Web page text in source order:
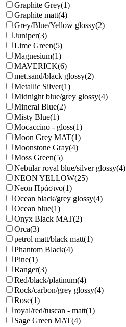
Graphite Grey(1)
Graphite matt(4)
Grey/Blue/Yellow glossy(2)
Juniper(3)
Lime Green(5)
Magnesium(1)
MAVERICK(6)
met.sand/black glossy(2)
Metallic Silver(1)
Midnight blue/grey glossy(4)
Mineral Blue(2)
Misty Blue(1)
Mocaccino - gloss(1)
Moon Grey MAT(1)
Moonstone Gray(4)
Moss Green(5)
Nebular royal blue/silver glossy(4)
NEON YELLOW(25)
Neon Πράσινο(1)
Ocean black/grey glossy(4)
Ocean blue(1)
Onyx Black MAT(2)
Orca(3)
petrol matt/black matt(1)
Phantom Black(4)
Pine(1)
Ranger(3)
Red/black/platinum(4)
Rock/carbon/grey glossy(4)
Rose(1)
royal/red/tuscan - matt(1)
Sage Green MAT(4)